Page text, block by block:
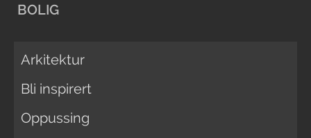
BOLIG
Arkitektur
Bli inspirert
Oppussing